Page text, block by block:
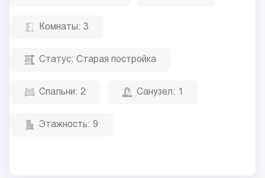
Комнаты: 3
Статус: Старая постройка
Спальни: 2 Санузел: 1
Этажность: 9